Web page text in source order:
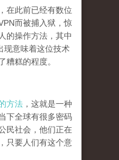
在此前已经有数位
而被捕入狱，惊
的操作方法，其中
现意味着这位技术
糟糕的程度。
方法 ，这就是一种
下全球有很多密码
民社会，他们正在
只要人们有这个意